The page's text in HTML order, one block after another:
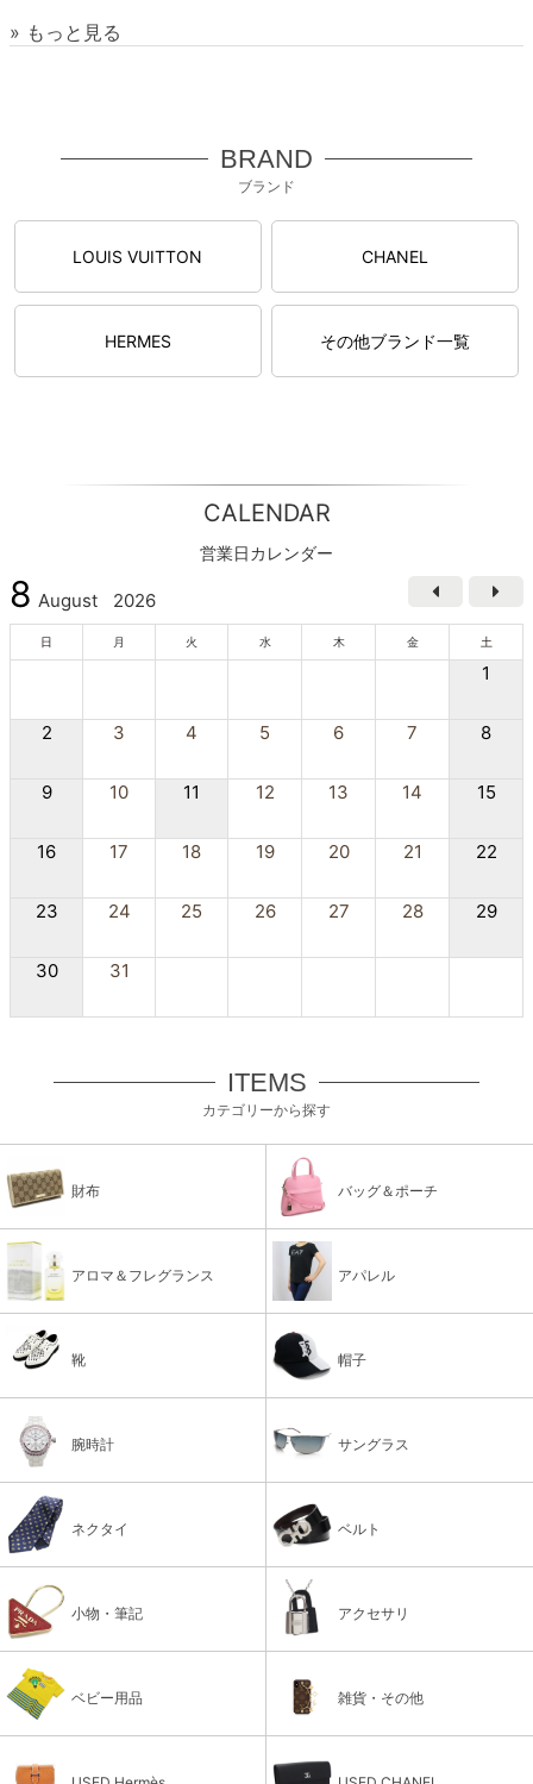
» もっと見る
BRAND
ブランド
LOUIS VUITTON CHANEL
HERMES その他ブランド一覧
CALENDAR
営業日カレンダー
8 August 2026
日 月 火 水 木 金 土
1
2 3 4 5 6 7 8
9 10 11 12 13 14 15
16 17 18 19 20 21 22
23 24 25 26 27 28 29
30 31
ITEMS
カテゴリーから探す
財布 バッグ＆ポーチ
アロマ＆フレグランス アパレル
靴 帽子
腕時計 サングラス
ネクタイ ベルト
小物・筆記 アクセサリ
ベビー用品 雑貨・その他